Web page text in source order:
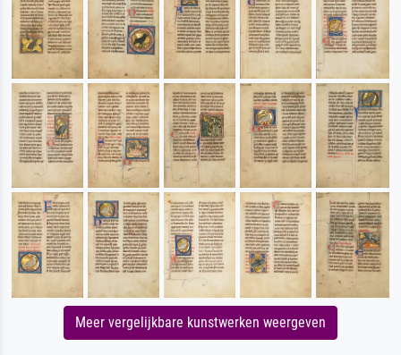
Meer vergelijkbare kunstwerken weergeven